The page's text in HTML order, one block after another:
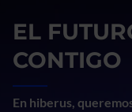
Imagen
EL
CONTIGO
En hiberus,